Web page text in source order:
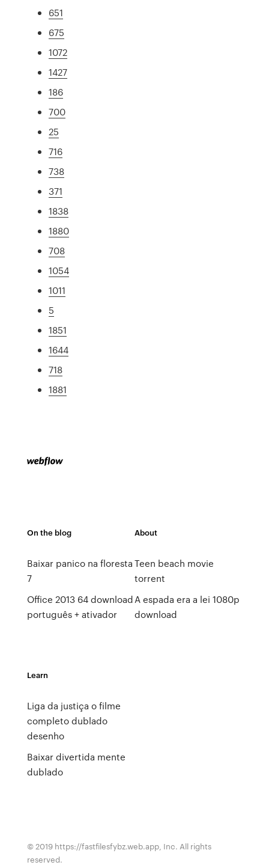
651
675
1072
1427
186
700
25
716
738
371
1838
1880
708
1054
1011
5
1851
1644
718
1881
On the blog
Baixar panico na floresta
7
Office 2013 64 download
português + ativador
About
Teen beach movie
torrent
A espada era a lei 1080p
download
Learn
Liga da justiça o filme
completo dublado
desenho
Baixar divertida mente
dublado
© 2019 https://fastfilesfybz.web.app, Inc. All rights
reserved.